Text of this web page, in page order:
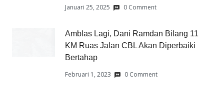
Januari 25, 2025 0 Comment
Amblas Lagi, Dani Ramdan Bilang 11
KM Ruas Jalan CBL Akan Diperbaiki
Bertahap
Februari 1, 2023 0 Comment